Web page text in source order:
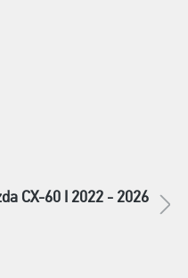
CX-60 I 2022 - 2026